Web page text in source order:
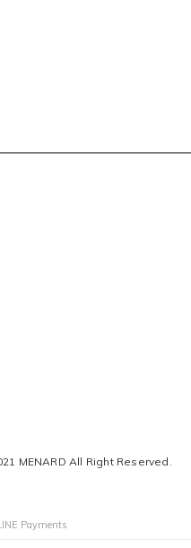
MENARD All Right Reserved.
Payments